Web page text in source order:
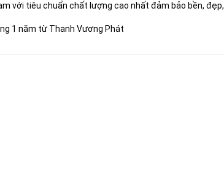
với tiêu chuẩn chất lượng cao nhất đảm bảo bền, đẹp,
1 năm từ Thanh Vương Phát